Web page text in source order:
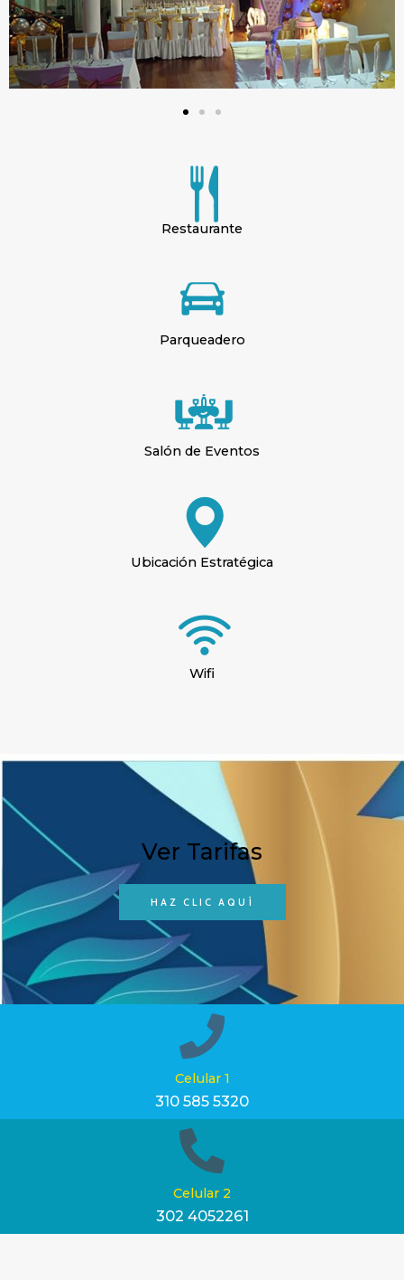
Restaurante
Parqueadero
Salón de Eventos
Ubicación Estratégica
Wifi
Ver Tarifas
HAZ CLIC AQUÍ
Celular 1
310 585 5320
Celular 2
302 4052261